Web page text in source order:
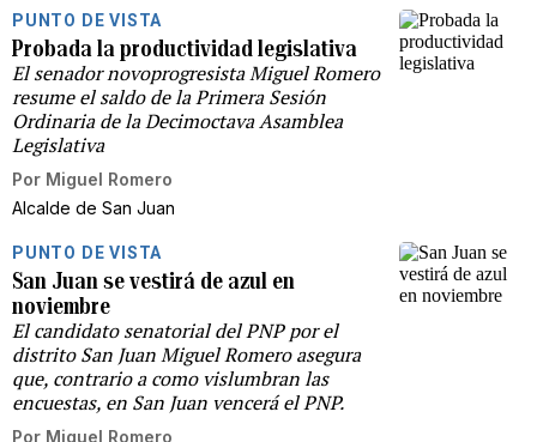
PUNTO DE VISTA
Probada la productividad legislativa
El senador novoprogresista Miguel Romero
resume el saldo de la Primera Sesión
Ordinaria de la Decimoctava Asamblea
Legislativa
Por Miguel Romero
Alcalde de San Juan
PUNTO DE VISTA
San Juan se vestirá de azul en
noviembre
El candidato senatorial del PNP por el
distrito San Juan Miguel Romero asegura
que, contrario a como vislumbran las
encuestas, en San Juan vencerá el PNP.
Por Miguel Romero